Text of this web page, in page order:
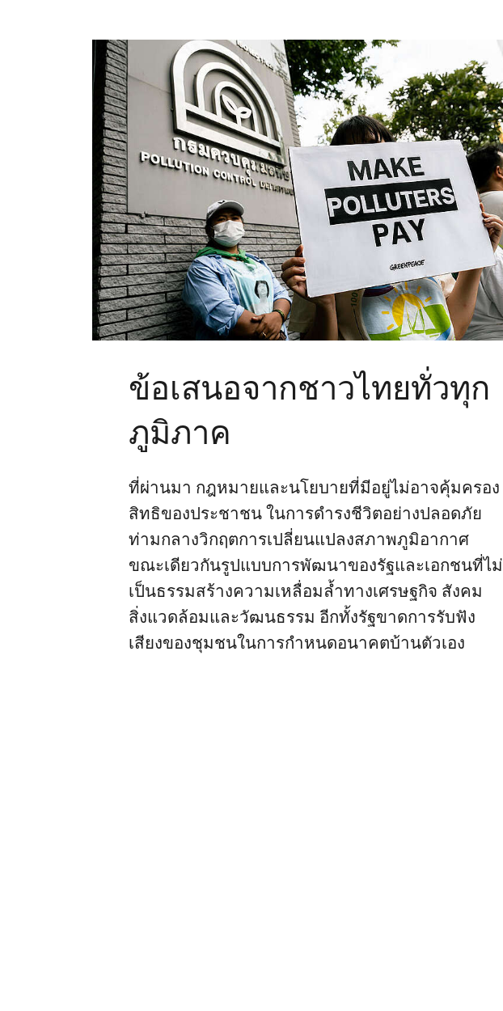
ข้อเสนอจากชาวไทยทั่วทุก
ภูมิภาค
ที่ผ่านมา กฎหมายและนโยบายที่มีอยู่ไม่อาจคุ้มครอง
สิทธิของประชาชน ในการดํารงชีวิตอย่างปลอดภัย
ท่ามกลางวิกฤตการเปลี่ยนแปลงสภาพภูมิอากาศ
ขณะเดียวกันรูปแบบการพัฒนาของรัฐและเอกชนที่ไม่
เป็นธรรมสร้างความเหลื่อมลํ้าทางเศรษฐกิจ สังคม
สิ่งแวดล้อมและวัฒนธรรม อีกทั้งรัฐขาดการรับฟัง
เสียงของชุมชนในการกำหนดอนาคตบ้านตัวเอง